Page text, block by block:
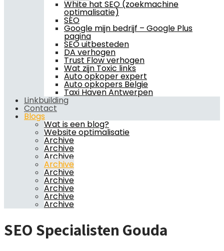
White hat SEO (zoekmachine
optimalisatie)
SEO
Google mijn bedrijf – Google Plus
pagina
SEO uitbesteden
DA verhogen
Trust Flow verhogen
Wat zijn Toxic links
Auto opkoper expert
Auto opkopers Belgie
Taxi Haven Antwerpen
Linkbuilding
Contact
Blogs
Wat is een blog?
Website optimalisatie
Archive
Archive
Archive
Archive
Archive
Archive
Archive
Archive
Archive
SEO Specialisten Gouda